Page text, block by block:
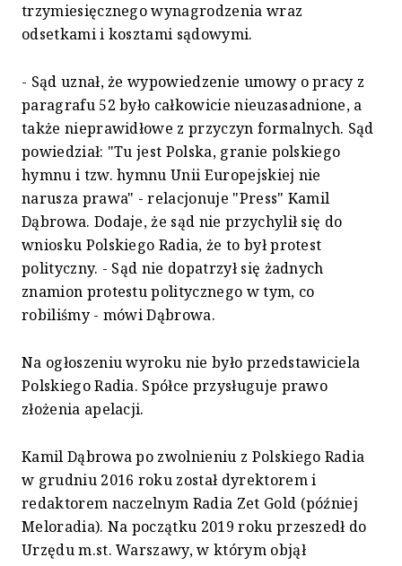
trzymiesięcznego wynagrodzenia wraz
odsetkami i kosztami sądowymi.
- Sąd uznał, że wypowiedzenie umowy o pracy z
paragrafu 52 było całkowicie nieuzasadnione, a
także nieprawidłowe z przyczyn formalnych. Sąd
powiedział: "Tu jest Polska, granie polskiego
hymnu i tzw. hymnu Unii Europejskiej nie
narusza prawa" - relacjonuje "Press" Kamil
Dąbrowa. Dodaje, że sąd nie przychylił się do
wniosku Polskiego Radia, że to był protest
polityczny. - Sąd nie dopatrzył się żadnych
znamion protestu politycznego w tym, co
robiliśmy - mówi Dąbrowa.
Na ogłoszeniu wyroku nie było przedstawiciela
Polskiego Radia. Spółce przysługuje prawo
złożenia apelacji.
Kamil Dąbrowa po zwolnieniu z Polskiego Radia
w grudniu 2016 roku został dyrektorem i
redaktorem naczelnym Radia Zet Gold (później
Meloradia). Na początku 2019 roku przeszedł do
Urzędu m.st. Warszawy, w którym objął